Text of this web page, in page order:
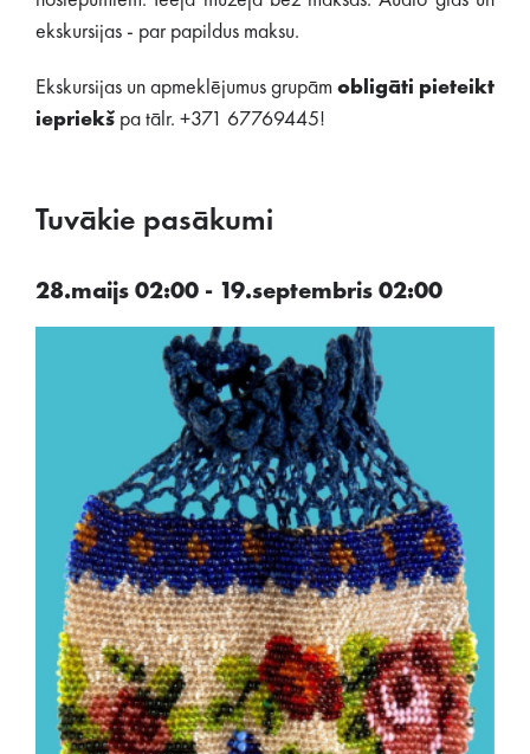
ekskursijas - par papildus maksu.
Ekskursijas un apmeklējumus grupām obligāti pieteikt
iepriekš pa tālr. +371 67769445!
Tuvākie pasākumi
28.maijs 02:00 - 19.septembris 02:00